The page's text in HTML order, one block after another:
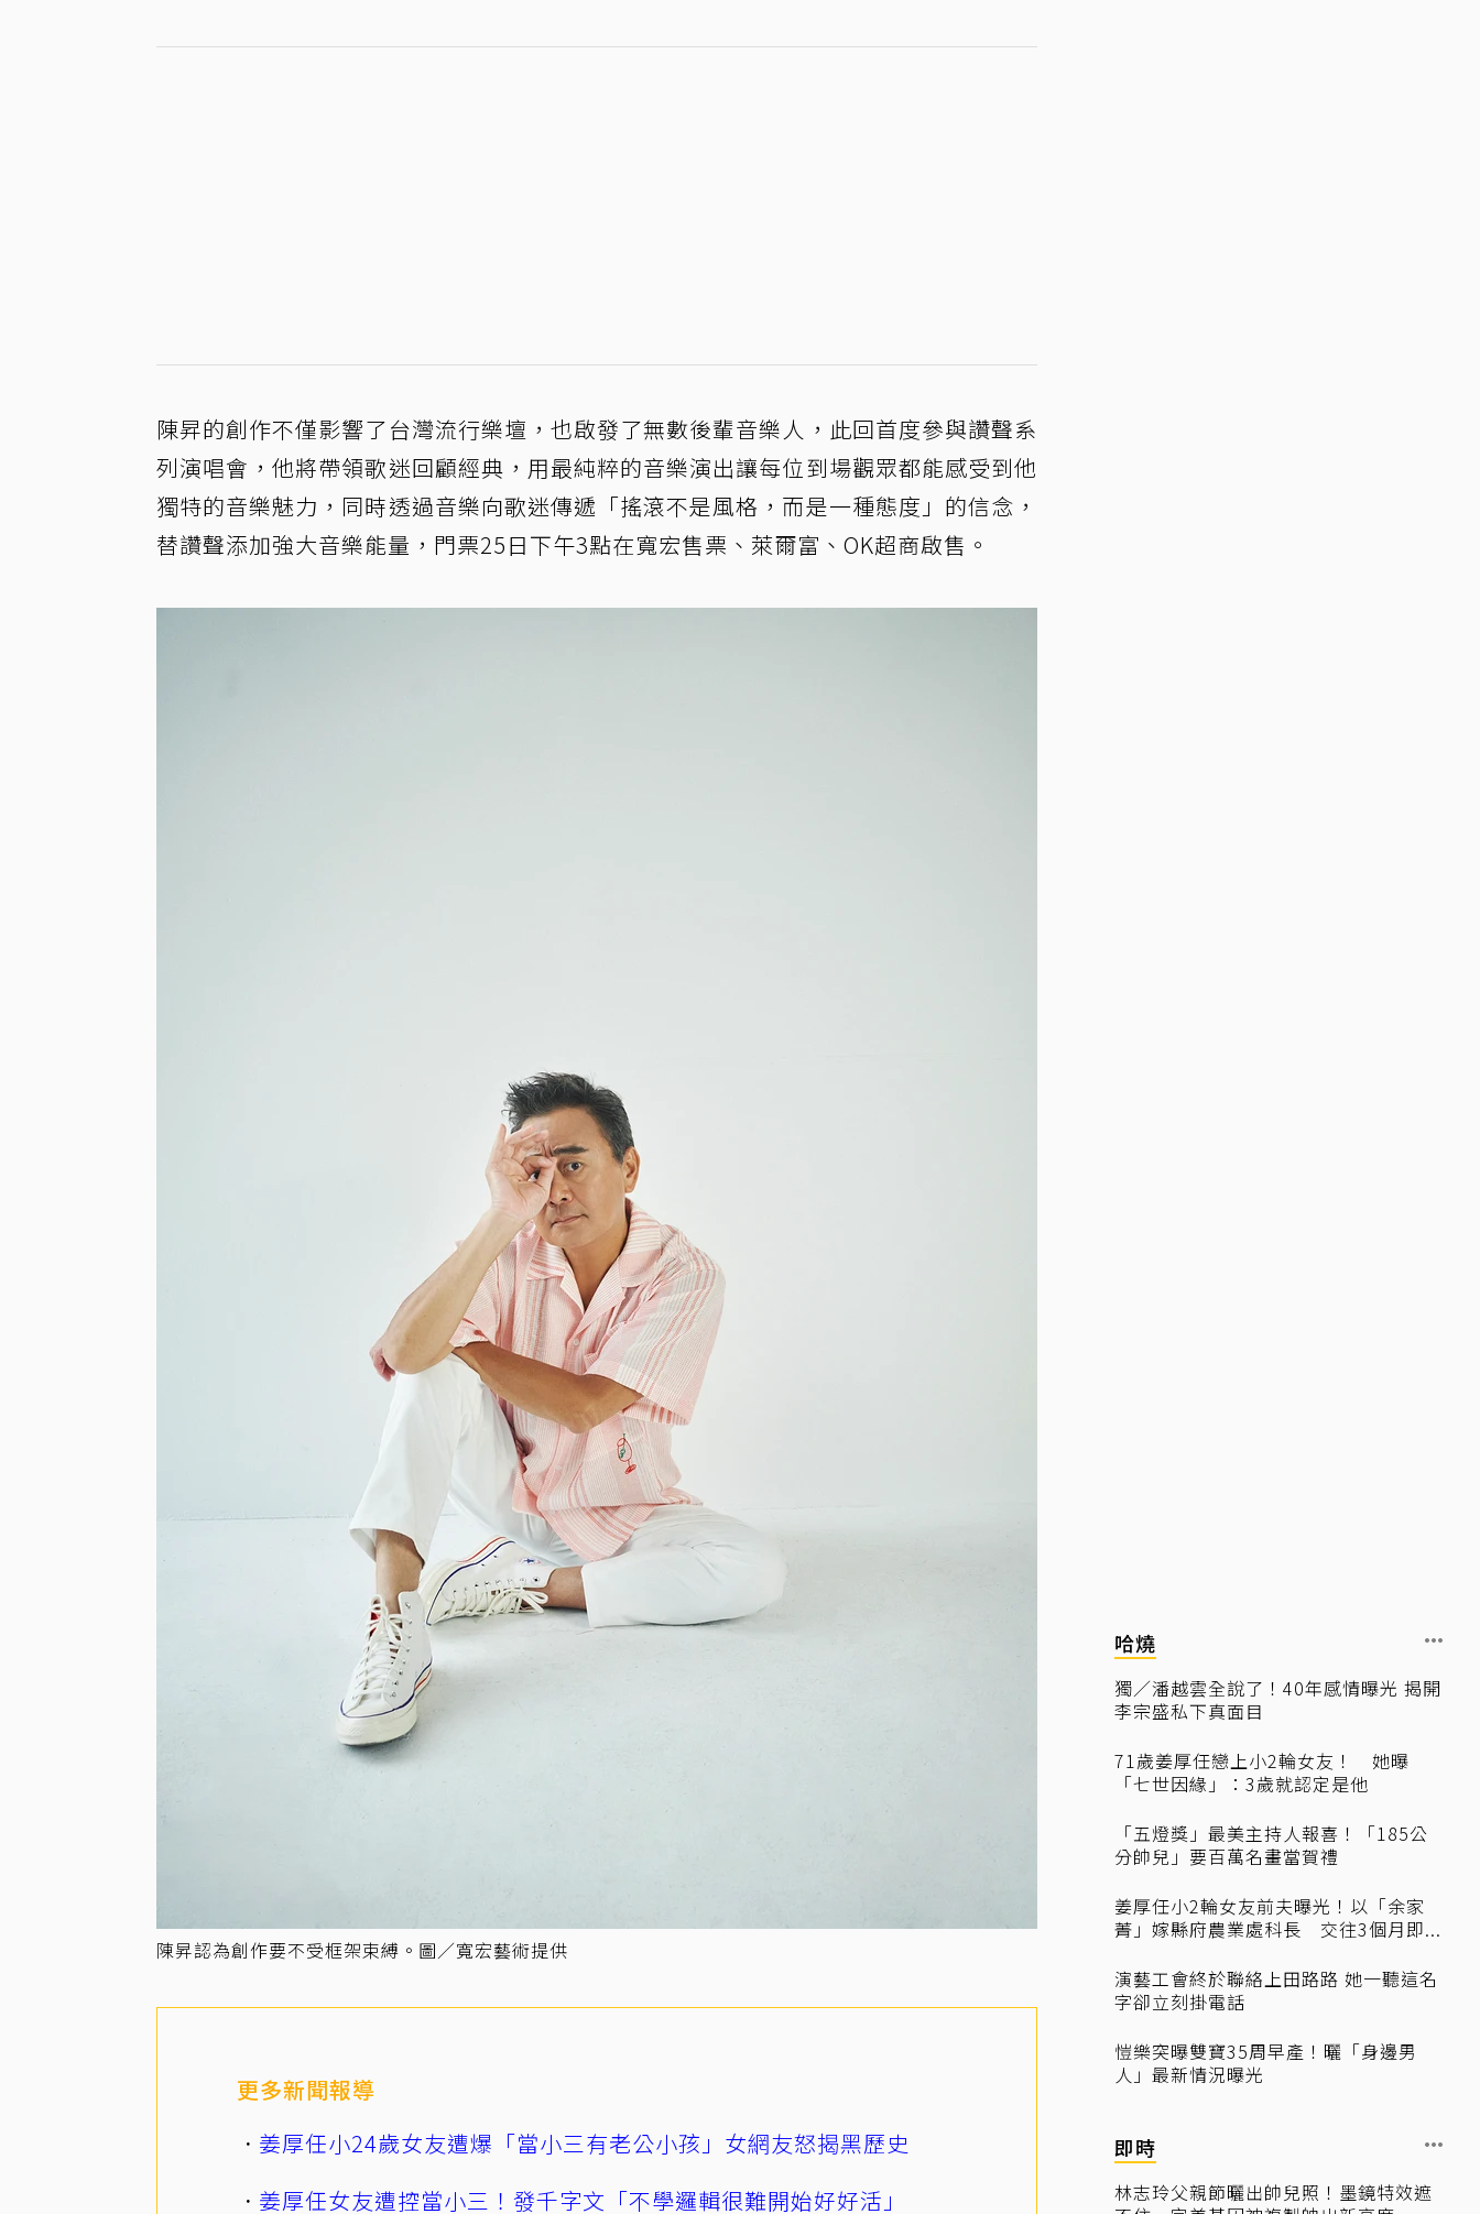
陳昇的創作不僅影響了台灣流行樂壇，也啟發了無數後輩音樂人，此回首度參與讚聲系
列演唱會，他將帶領歌迷回顧經典，用最純粹的音樂演出讓每位到場觀眾都能感受到他
獨特的音樂魅力，同時透過音樂向歌迷傳遞「搖滾不是風格，而是一種態度」的信念，
替讚聲添加強大音樂能量，門票25日下午3點在寬宏售票、萊爾富、OK超商啟售。
陳昇認為創作要不受框架束縛。圖／寬宏藝術提供
更多新聞報導
姜厚任小24歲女友遭爆「當小三有老公小孩」女網友怒揭黑歷史
姜厚任女友遭控當小三！發千字文「不學邏輯很難開始好好活」
哈燒
獨／潘越雲全說了！40年感情曝光 揭開
李宗盛私下真面目
71歲姜厚任戀上小2輪女友！ 她曝
「七世因緣」：3歲就認定是他
「五燈獎」最美主持人報喜！「185公
分帥兒」要百萬名畫當賀禮
姜厚任小2輪女友前夫曝光！以「余家
菁」嫁縣府農業處科長 交往3個月即...
演藝工會終於聯絡上田路路 她一聽這名
字卻立刻掛電話
愷樂突曝雙寶35周早產！曬「身邊男
人」最新情況曝光
即時
林志玲父親節曬出帥兒照！墨鏡特效遮